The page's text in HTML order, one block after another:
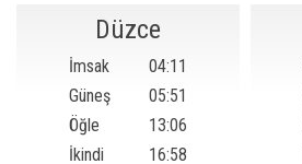
Düzce
İmsak
04:11
Güneş
05:51
Öğle
13:06
İkindi
16:58